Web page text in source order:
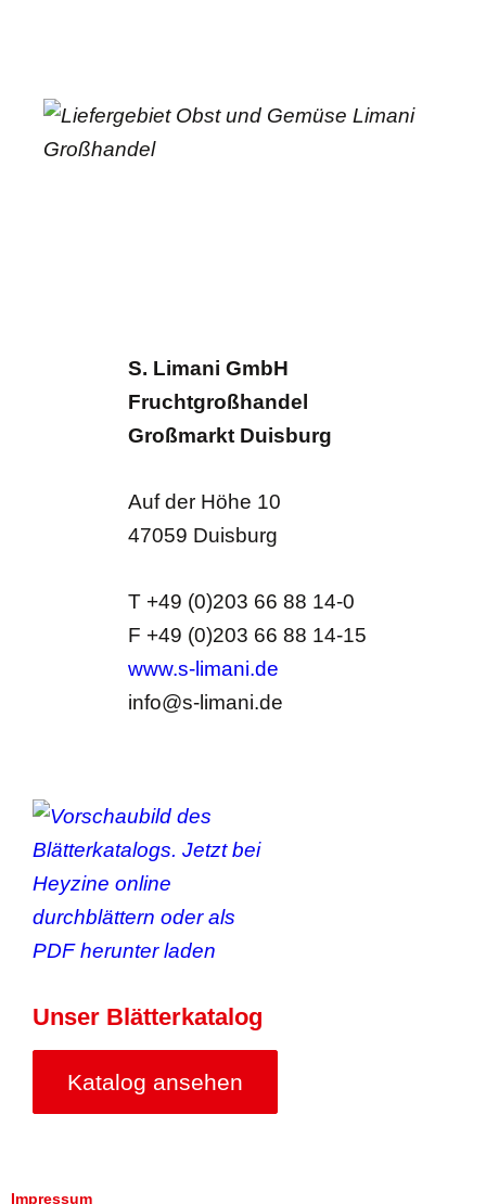
S. Limani GmbH
Fruchtgroßhandel
Großmarkt Duisburg
Auf der Höhe 10
47059 Duisburg
T +49 (0)203 66 88 14-0
F +49 (0)203 66 88 14-15
www.s-limani.de
info@s-limani.de
Unser Blätterkatalog
Katalog ansehen
Impressum